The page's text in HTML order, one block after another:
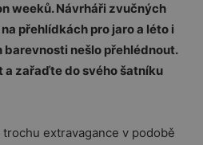
weeků. Návrháři zvučných
přehlídkách pro jaro a léto i
nešlo přehlédnout.
a zařaďte do svého šatníku
extravagance v podobě